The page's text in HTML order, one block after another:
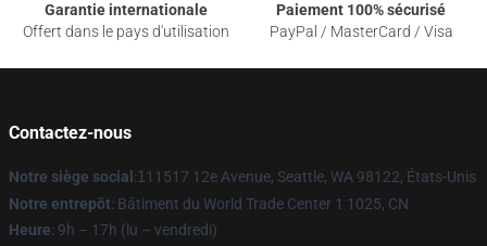
Garantie internationale
Offert dans le pays d'utilisation
Paiement 100% sécurisé
PayPal / MasterCard / Visa
Contactez-nous
Notre siège social :1 11517 12e Avenue, Seattle, WA 98122, États-Unis
Notre entrepôt: Bâtiment du World Trade Center 1 1025, CN
Heure: 9h – 17h (lu – vendredi)